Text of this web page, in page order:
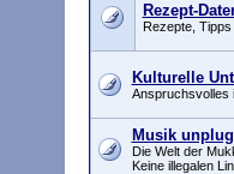
Rezept-
Rezepte,
Kulturelle
Anspruchsvolles
Musik
Die Welt der
Keine illegalen